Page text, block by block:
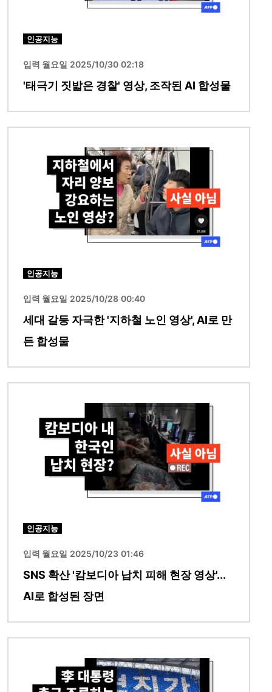
인공지능
입력 월요일 2025/10/30 02:18
'태극기 짓밟은 경찰' 영상, 조작된 AI 합성물
인공지능
입력 월요일 2025/10/28 00:40
세대 갈등 자극한 '지하철 노인 영상', AI로 만
든 합성물
인공지능
입력 월요일 2025/10/23 01:46
SNS 확산 '캄보디아 납치 피해 현장 영상'...
AI로 합성된 장면